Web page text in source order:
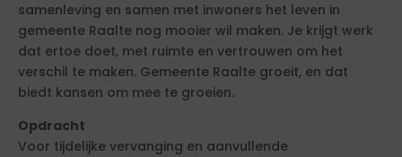
samenleving en samen met inwoners het leven in
gemeente Raalte nog mooier wil maken. Je krijgt werk
dat ertoe doet, met ruimte en vertrouwen om het
verschil te maken. Gemeente Raalte groeit, en dat
biedt kansen om mee te groeien.
Opdracht
Voor tijdelijke vervanging en aanvullende